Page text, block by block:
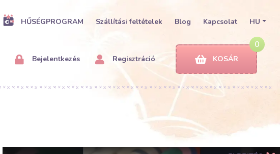
HŰSÉGPROGRAM Szállítási feltételek Blog Kapcsolat HU
Bejelentkezés Regisztráció
0
KOSÁR